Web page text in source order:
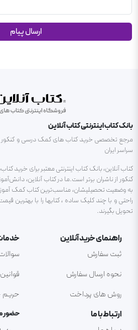
ارسال پیام
بانک کتاب اینترنتی کتاب آنلاین
مرجع تخصصی خرید کتاب های کمک درسی و کنکور
سراسر ایران
کتاب آنلاین، بانک کتاب اینترنتی معتبر برای
کنکور از ناشران برتر است.ما در کتاب آنلاین،
به وضعیت تحصیلیشان، مناسب‌ترین کتاب کمک
راحتی و با چند کلیک ساده ، کتابها را با بهترین
تحویل بگیرند.
راهنمای خرید آنلاین
ثبت سفارش
نحوه ارسال سفارش
روش های پرداخت
ارتباط با ما
حضور